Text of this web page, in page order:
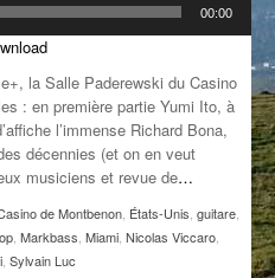
00:00
la Salle Paderewski du Casino
: en première partie Yumi Ito, à
l’immense Richard Bona,
décennies (et on en veut
musiciens et revue de…
de Montbenon États-Unis guitare
Markbass Miami Nicolas Viccaro
Sylvain Luc